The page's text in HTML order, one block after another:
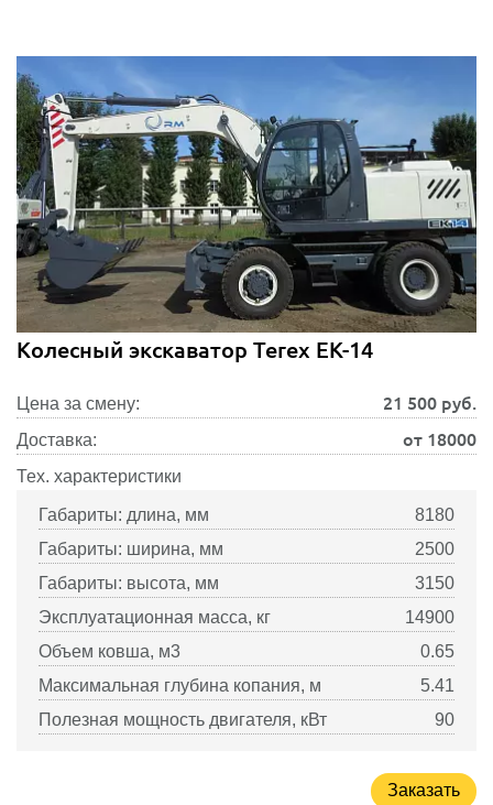
Колесный экскаватор Terex EK-14
Цена за смену: 21 500 руб.
Доставка: от 18000
Тех. характеристики
Габариты: длина, мм
8180
Габариты: ширина, мм
2500
Габариты: высота, мм
3150
Эксплуатационная масса, кг
14900
Объем ковша, м3
0.65
Максимальная глубина копания, м
5.41
Полезная мощность двигателя, кВт
90
Заказать